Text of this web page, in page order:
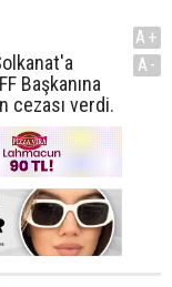
Başkanına
cezası verdi.
A+
A-